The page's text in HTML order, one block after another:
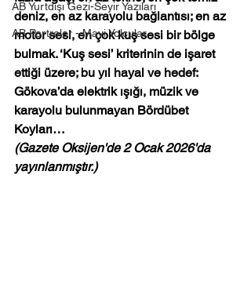
AB Yurtdışı Gezi-Seyir Yazıları
AB Portreler - Mavi Yolcular
deniz, en az karayolu bağlantısı; en az
motor sesi, en çok kuş sesi bir bölge
bulmak. ‘Kuş sesi’ kriterinin de işaret
ettiği üzere; bu yıl hayal ve hedef:
Gökova’da elektrik ışığı, müzik ve
karayolu bulunmayan Bördübet
Koyları…
(Gazete Oksijen'de 2 Ocak 2026'da
yayınlanmıştır.)